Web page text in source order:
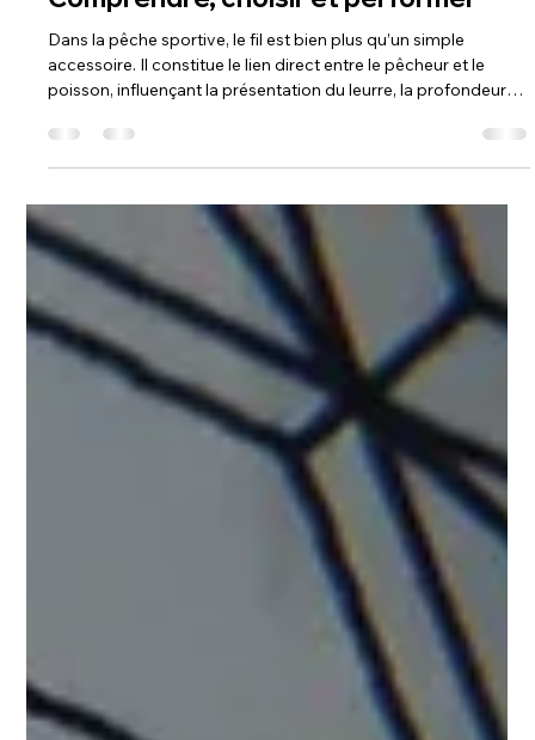
NOTRE GUIDE DES FILS DE PÊCHE :
Comprendre, choisir et performer
Dans la pêche sportive, le fil est bien plus qu’un simple
accessoire. Il constitue le lien direct entre le pêcheur et le
poisson, influençant la présentation du leurre, la profondeur
de nage et la réussite du combat. Choisir le bon fil, c’est
optimiser chaque sortie, peu importe l’espèce ciblée ou la